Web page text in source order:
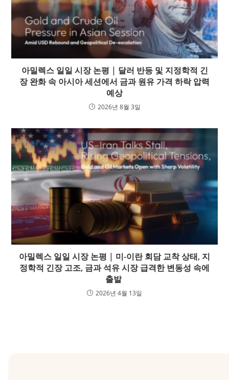
아밀렉스 일일 시장 논평 | 달러 반등 및 지정학적 긴
장 완화 속 아시아 세션에서 금과 원유 가격 하락 압력
예상
2026년 8월 3일
아밀렉스 일일 시장 논평 | 미-이란 회담 교착 상태, 지
정학적 긴장 고조, 금과 석유 시장 급격한 변동성 속에
출발
2026년 4월 13일